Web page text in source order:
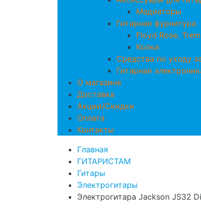
Медиаторы
Гитарная фурнитура
Floyd Rose,
Колки
Средства по уходу
Гитарная
О магазине
Доставка
Акции/Скидки
Оплата
Контакты
Главная
ГИТАРИСТАМ
Гитары
Электрогитары
Электрогитара Jackson JS32